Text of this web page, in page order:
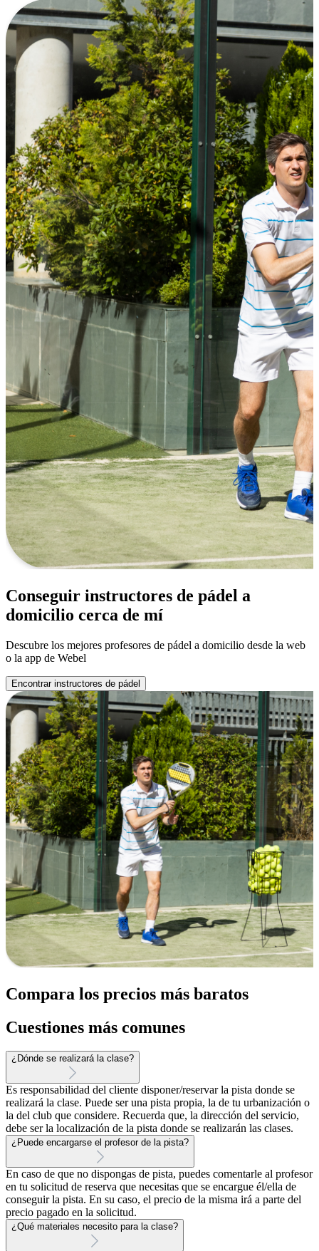
Conseguir instructores de pádel a
domicilio cerca de mí
Descubre los mejores profesores de pádel a domicilio desde la web
o la app de Webel
Encontrar instructores de pádel
Compara los precios más baratos
Cuestiones más comunes
¿Dónde se realizará la clase?
Es responsabilidad del cliente disponer/reservar la pista donde se
realizará la clase. Puede ser una pista propia, la de tu urbanización o
la del club que considere. Recuerda que, la dirección del servicio,
debe ser la localización de la pista donde se realizarán las clases.
¿Puede encargarse el profesor de la pista?
En caso de que no dispongas de pista, puedes comentarle al profesor
en tu solicitud de reserva que necesitas que se encargue él/ella de
conseguir la pista. En su caso, el precio de la misma irá a parte del
precio pagado en la solicitud.
¿Qué materiales necesito para la clase?